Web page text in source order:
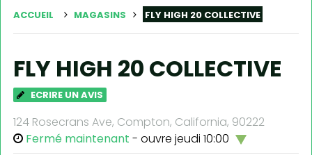
ACCUEIL MAGASINS FLY HIGH 20 COLLECTIVE
FLY HIGH 20 COLLECTIVE
ECRIRE UN AVIS
124 Rosecrans Ave, Compton, California, 90222
Fermé maintenant - ouvre jeudi 10:00